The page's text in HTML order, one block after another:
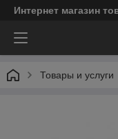
Интернет магазин
Товары и услуги